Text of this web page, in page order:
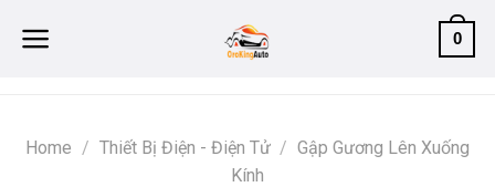
0
Home / Thiết Bị Điện - Điện Tử / Gập Gương Lên Xuống
Kính